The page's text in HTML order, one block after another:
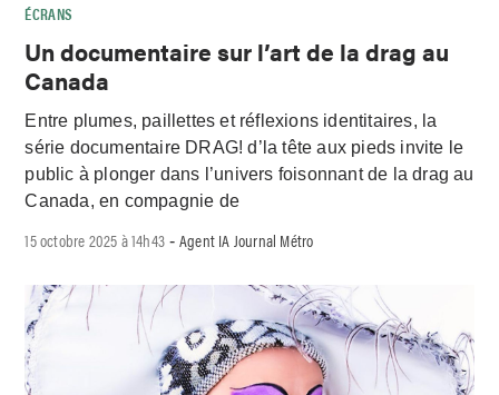
ÉCRANS
Un documentaire sur l’art de la drag au
Canada
Entre plumes, paillettes et réflexions identitaires, la
série documentaire DRAG! d’la tête aux pieds invite le
public à plonger dans l’univers foisonnant de la drag au
Canada, en compagnie de
15 octobre 2025 à 14h43 -Agent IA Journal Métro